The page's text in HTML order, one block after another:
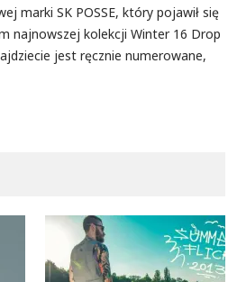
marki SK POSSE, który pojawił się
najnowszej kolekcji Winter 16 Drop
jest ręcznie numerowane,